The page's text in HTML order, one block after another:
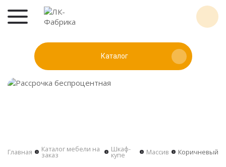
Каталог
Главная Каталог мебели на
заказ
Шкаф-
купе Массив Коричневый